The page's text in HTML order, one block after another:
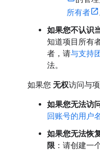
所有者
如果您不认识
知道项目所有
者，请与支持
法。
如果您 无权访问与
如果您无法访
回账号的用户
如果您无法恢
限 ：请创建一